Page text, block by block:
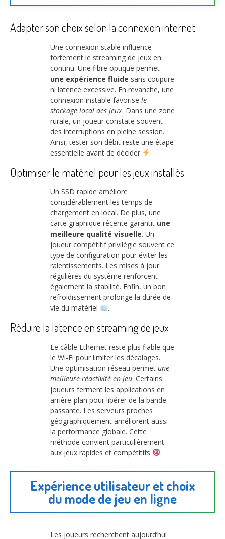
Adapter son choix selon la connexion internet
Une connexion stable influence
fortement le streaming de jeux en
continu. Une fibre optique permet
une expérience fluide sans coupure
ni latence excessive. En revanche, une
connexion instable favorise le
stockage local des jeux. Dans une zone
rurale, un joueur constate souvent
des interruptions en pleine session.
Ainsi, tester son débit reste une étape
essentielle avant de décider
.
Optimiser le matériel pour les jeux installés
Un SSD rapide améliore
considérablement les temps de
chargement en local. De plus, une
carte graphique récente garantit une
meilleure qualité visuelle. Un
joueur compétitif privilégie souvent ce
type de configuration pour éviter les
ralentissements. Les mises à jour
régulières du système renforcent
également la stabilité. Enfin, un bon
refroidissement prolonge la durée de
vie du matériel
.
Réduire la latence en streaming de jeux
Le câble Ethernet reste plus fiable que
le Wi-Fi pour limiter les décalages.
Une optimisation réseau permet une
meilleure réactivité en jeu. Certains
joueurs ferment les applications en
arrière-plan pour libérer de la bande
passante. Les serveurs proches
géographiquement améliorent aussi
la performance globale. Cette
méthode convient particulièrement
aux jeux rapides et compétitifs
.
Expérience utilisateur et choix
du mode de jeu en ligne
Les joueurs recherchent aujourd’hui